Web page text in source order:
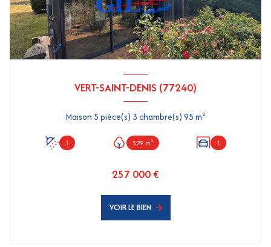
VERT-SAINT-DENIS (77240)
Maison 5 pièce(s) 3 chambre(s) 95 m²
1 329 m² 1
257 000 €
VOIR LE BIEN